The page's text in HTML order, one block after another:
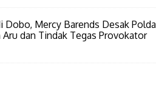
Mercy Barends Desak Polda
dan Tindak Tegas Provokator